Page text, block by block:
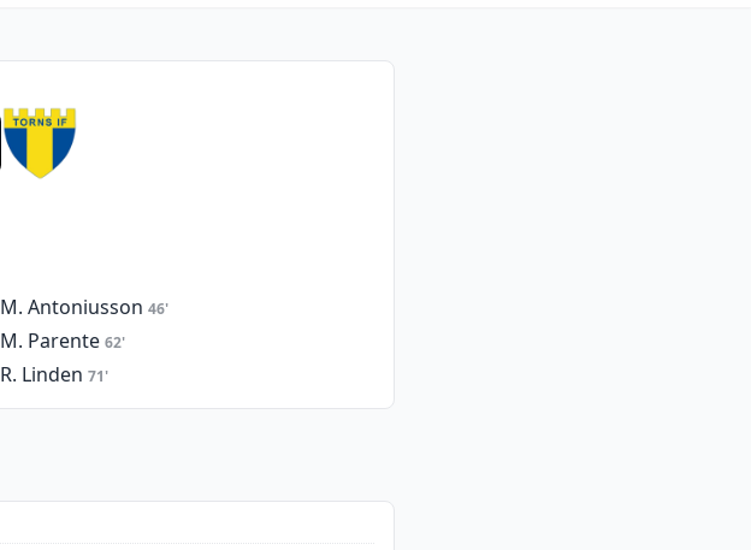
M. Antoniusson 46'
M. Parente 62'
R. Linden 71'